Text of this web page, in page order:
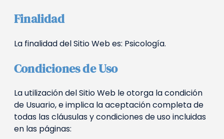
Finalidad
La finalidad del Sitio Web es: Psicología.
Condiciones de Uso
La utilización del Sitio Web le otorga la condición
de Usuario, e implica la aceptación completa de
todas las cláusulas y condiciones de uso incluidas
en las páginas: